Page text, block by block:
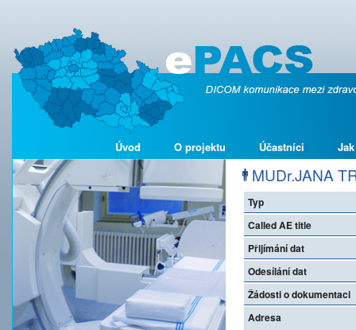
Úvod O projektu Účastníci
MUDr.JANA
Typ
Called AE title
Přijímání dat
Odesílání dat
Žádosti o dokumentaci
Adresa